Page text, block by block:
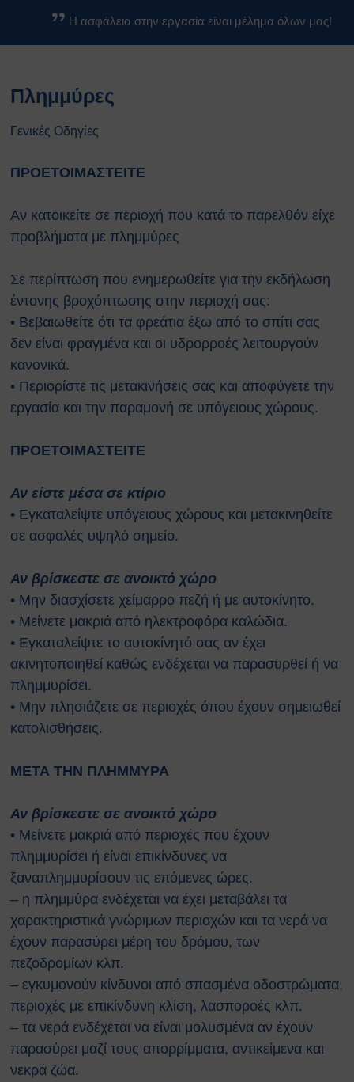
Βασικοί Κανόνες Ασφαλείας
Κανονισμός Αθλητικών
Διαδικασίες Ασφαλείας
Σχέδιο Εκκένωσης του
κέντρου ΕΚΕΦΕ
“Δημόκριτος”
Σχέδιο Εκκένωσης
Συνοπτικοί Οδηγοί ΥΑΕ
Ακτινοβολία
Βιολογικοί παράγοντες
Μέσα Ατομικής Προστασίας
Safety and Security Information
for Visitors
Είσοδος Εκπαιδευόμενου
Συνεργάτη
ΕΚΠΑΙΔΕΥΣΗ
Μαθήματα καρδιοαναπνευστικής
αναζωογόνησης (ΚΑΡΠΑ) και
Σήμανση και Σύμβολα
Χημικοί Κίνδυνοι
Βιολογική Ασφάλεια
Ραδιολογική Ασφάλεια
Ασφάλεια στη χρήση εξοπλισμού
Εργονομία
Ασφαλείς μετακινήσεις
Μηχανολογική Ασφάλεια
Ασφαλής συντήρηση
Ηλεκτρικοί κίνδυνοι
Πυρασφάλεια
Εργασίες σε ύψος
Τεχνοστρές
ΝΟΜΟΘΕΣΙΑ
Εθνική Νομοθεσία
Η ασφάλεια στην εργασία είναι μέλημα όλων μας!
Πλημμύρες
Γενικές Οδηγίες
ΠΡΟΕΤΟΙΜΑΣΤΕΙΤΕ
Αν κατοικείτε σε περιοχή που κατά το παρελθόν είχε
προβλήματα με πλημμύρες
Σε περίπτωση που ενημερωθείτε για την εκδήλωση
έντονης βροχόπτωσης στην περιοχή σας:
• Βεβαιωθείτε ότι τα φρεάτια έξω από το σπίτι σας
δεν είναι φραγμένα και οι υδρορροές λειτουργούν
κανονικά.
• Περιορίστε τις μετακινήσεις σας και αποφύγετε την
εργασία και την παραμονή σε υπόγειους χώρους.
ΠΡΟΕΤΟΙΜΑΣΤΕΙΤΕ
Αν είστε μέσα σε κτίριο
• Εγκαταλείψτε υπόγειους χώρους και μετακινηθείτε
σε ασφαλές υψηλό σημείο.
Αν βρίσκεστε σε ανοικτό χώρο
• Μην διασχίσετε χείμαρρο πεζή ή με αυτοκίνητο.
• Μείνετε μακριά από ηλεκτροφόρα καλώδια.
• Εγκαταλείψτε το αυτοκίνητό σας αν έχει
ακινητοποιηθεί καθώς ενδέχεται να παρασυρθεί ή να
πλημμυρίσει.
• Μην πλησιάζετε σε περιοχές όπου έχουν σημειωθεί
κατολισθήσεις.
ΜΕΤΑ ΤΗΝ ΠΛΗΜΜΥΡΑ
Αν βρίσκεστε σε ανοικτό χώρο
• Μείνετε μακριά από περιοχές που έχουν
πλημμυρίσει ή είναι επικίνδυνες να
ξαναπλημμυρίσουν τις επόμενες ώρες.
– η πλημμύρα ενδέχεται να έχει μεταβάλει τα
χαρακτηριστικά γνώριμων περιοχών και τα νερά να
έχουν παρασύρει μέρη του δρόμου, των
πεζοδρομίων κλπ.
– εγκυμονούν κίνδυνοι από σπασμένα οδοστρώματα,
περιοχές με επικίνδυνη κλίση, λασποροές κλπ.
– τα νερά ενδέχεται να είναι μολυσμένα αν έχουν
παρασύρει μαζί τους απορρίμματα, αντικείμενα και
νεκρά ζώα.